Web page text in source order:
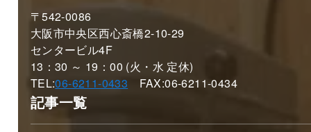
〒542-0086
大阪市中央区西心斎橋2-10-29
センタービル4F
13：30 ～ 19：00 (火・水 定休)
TEL:06-6211-0433 FAX:06-6211-0434
記事一覧